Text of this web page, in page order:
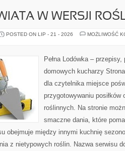
W WERSJI
POSTED ON LIP - 21 - 2026
MOŻLIWOŚĆ
Pełna Lodówka –
domowych kucharzy
dla czytelnika miejsce
przygotowywaniu posiłków
roślinnych. Na stronie
smaczne dania, które
obejmuje między innymi kuchnię
z nietypowych roślin. Nazwa serwisu